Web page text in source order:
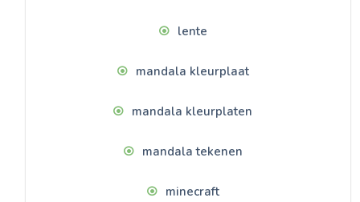
lente
mandala kleurplaat
mandala kleurplaten
mandala tekenen
minecraft